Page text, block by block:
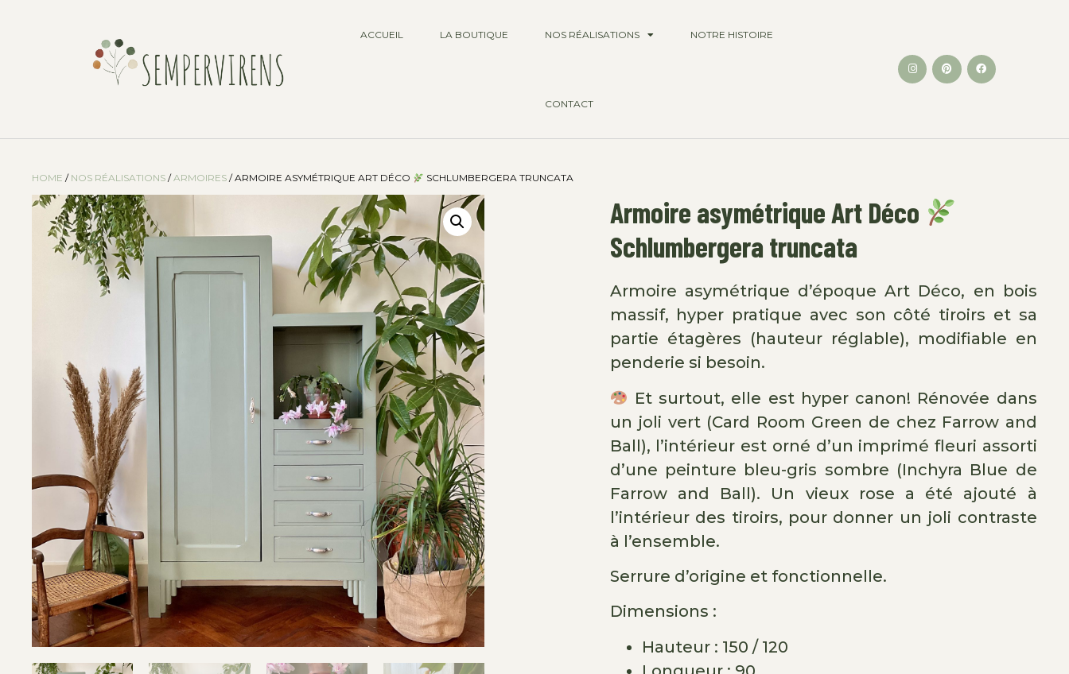
ACCUEIL LA BOUTIQUE NOS RÉALISATIONS NOTRE HISTOIRE
CONTACT
HOME / NOS RÉALISATIONS /ARMOIRES / ARMOIRE ASYMÉTRIQUE ART DÉCO SCHLUMBERGERA TRUNCATA
Vendu
Armoire asymétrique Art Déco
Schlumbergera truncata
Armoire asymétrique d’époque Art Déco, en bois
massif, hyper pratique avec son côté tiroirs et sa
partie étagères (hauteur réglable), modifiable en
penderie si besoin.
Et surtout, elle est hyper canon! Rénovée dans
un joli vert (Card Room Green de chez Farrow and
Ball), l’intérieur est orné d’un imprimé fleuri assorti
d’une peinture bleu-gris sombre (Inchyra Blue de
Farrow and Ball). Un vieux rose a été ajouté à
l’intérieur des tiroirs, pour donner un joli contraste
à l’ensemble.
Serrure d’origine et fonctionnelle.
Dimensions :
Hauteur : 150 / 120